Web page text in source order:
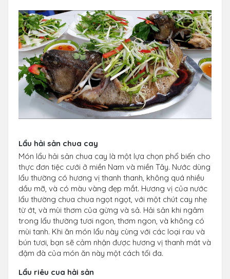
Lẩu hải sản chua cay
Món lẩu hải sản chua cay là một lựa chọn phổ biến cho
thực đơn tiệc cưới ở miền Nam và miền Tây. Nước dùng
lẩu thường có hương vị thanh thanh, không quá nhiều
dầu mỡ, và có màu vàng đẹp mắt. Hương vị của nước
lẩu thường chua chua ngọt ngọt, với một chút cay nhẹ
từ ớt, và mùi thơm của gừng và sả. Hải sản khi ngâm
trong lẩu thường tươi ngon, thơm ngon, và không có
mùi tanh. Khi ăn món lẩu này cùng với các loại rau và
bún tươi, bạn sẽ cảm nhận được hương vị thanh mát và
đậm đà của món ăn này một cách tối đa.
Lẩu riêu cua hải sản